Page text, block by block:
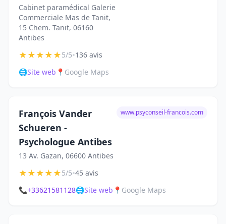
Cabinet paramédical Galerie
Commerciale Mas de Tanit,
15 Chem. Tanit, 06160
Antibes
★★★★★5/5•136 avis
🌐Site web 📍 Google Maps
François Vander
Schueren -
Psychologue Antibes
13 Av. Gazan, 06600 Antibes
www.psyconseil-francois.com
★★★★★5/5•45 avis
📞+33621581128🌐Site web 📍 Google Maps